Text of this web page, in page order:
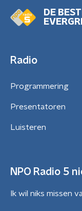
DE
Radio
Programmering
Presentatoren
Luisteren
NPO Radio 5
Ik wil niks missen